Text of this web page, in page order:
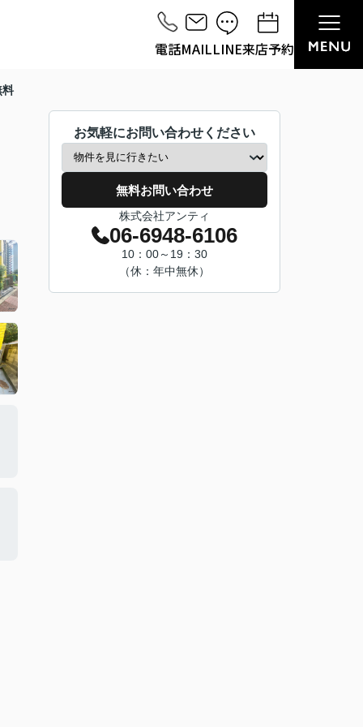
電話MAILLINE来店予約
お気軽にお問い合わせください
無料お問い合わせ
株式会社アンティ
06-6948-6106
10：00～19：30
（休：年中無休）